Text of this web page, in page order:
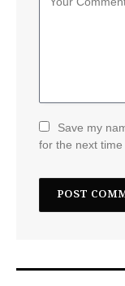
Save my
for the next time